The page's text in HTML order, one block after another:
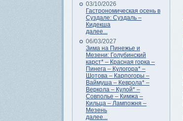
03/10/2026
Гастрономическая осень в
Суздале: Суздаль –
Кидекша
далее...
06/03/2027
Зима на Пинежье и
Мезени: Голубинский
карст* – Красная горка –
Пинега – Кулогора* –
Шотова – Карпогоры –
Ваймуша – Кеврола* –
Веркола – Кулой* –
Совполье – Кимжа –
Кильца – Лампожня –
Мезень
далее...